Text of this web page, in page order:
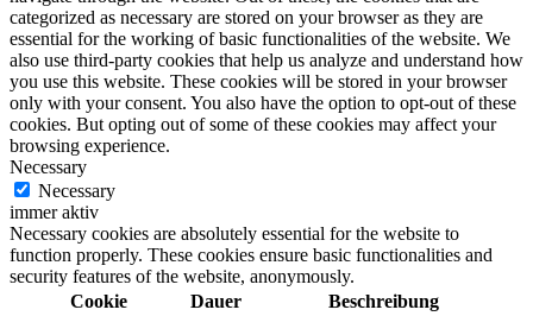
categorized as necessary are stored on your browser as they are
essential for the working of basic functionalities of the website. We
also use third-party cookies that help us analyze and understand how
you use this website. These cookies will be stored in your browser
only with your consent. You also have the option to opt-out of these
cookies. But opting out of some of these cookies may affect your
browsing experience.
Necessary
Necessary
immer aktiv
Necessary cookies are absolutely essential for the website to
function properly. These cookies ensure basic functionalities and
security features of the website, anonymously.
Cookie
Dauer Beschreibung